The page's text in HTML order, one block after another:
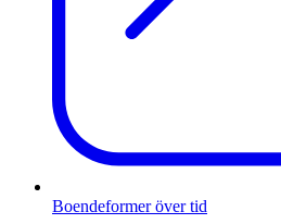
Boendeformer över tid